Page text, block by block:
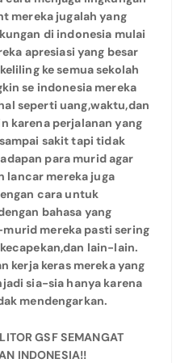
mereka jugalah yang
di indonesia mulai
apresiasi yang besar
ke semua sekolah
se indonesia mereka
seperti uang,waktu,dan
karena perjalanan yang
sakit tapi tidak
para murid agar
lancar mereka juga
cara untuk
bahasa yang
mereka pasti sering
lain-lain.
kerja keras mereka yang
sia-sia hanya karena
mendengarkan.
GSF SEMANGAT
INDONESIA!!